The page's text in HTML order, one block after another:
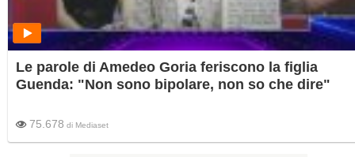
Le parole di Amedeo Goria feriscono la figlia
Guenda: "Non sono bipolare, non so che dire"
75.678 di Mediaset